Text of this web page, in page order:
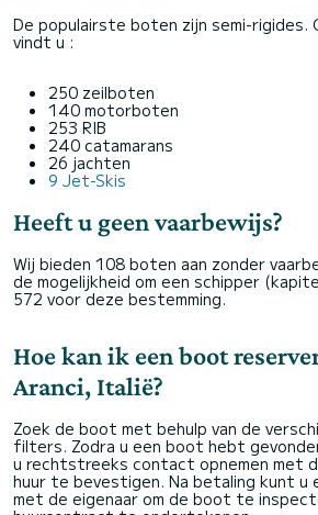
De populairste boten zijn semi-rigides.
vindt u :
250 zeilboten
140 motorboten
253 RIB
240 catamarans
26 jachten
9 Jet-Skis
Heeft u geen vaarbewijs?
Wij bieden 108 boten aan zonder
de mogelijkheid om een schipper
572 voor deze bestemming.
Hoe kan ik een boot
Aranci, Italië?
Zoek de boot met behulp van de
filters. Zodra u een boot hebt
u rechtstreeks contact opnemen met
huur te bevestigen. Na betaling kunt u
met de eigenaar om de boot te